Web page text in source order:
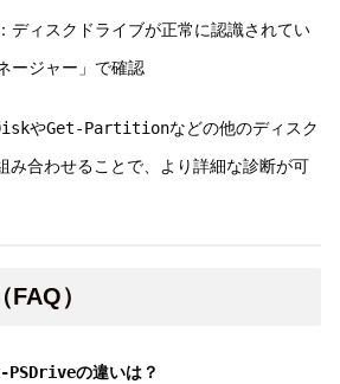
ディスクドライブが正常に認識されてい
ージャー」で確認
やGet-Partitionなどの他のディスク
み合わせることで、より詳細な診断が可
）
PSDriveの違いは？